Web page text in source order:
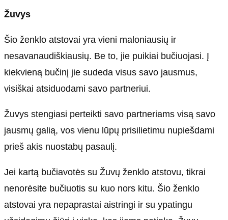
Žuvys
Šio ženklo atstovai yra vieni maloniausių ir
nesavanaudiškiausių. Be to, jie puikiai bučiuojasi. Į
kiekvieną bučinį jie sudeda visus savo jausmus,
visiškai atsiduodami savo partneriui.
Žuvys stengiasi perteikti savo partneriams visą savo
jausmų galią, vos vienu lūpų prisilietimu nupiešdami
prieš akis nuostabų pasaulį.
Jei kartą bučiavotės su Žuvų ženklo atstovu, tikrai
nenorėsite bučiuotis su kuo nors kitu. Šio ženklo
atstovai yra nepaprastai aistringi ir su ypatingu